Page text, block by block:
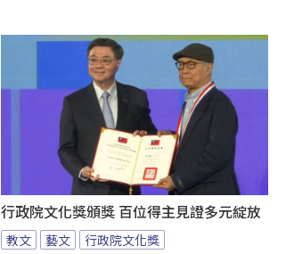
行政院文化獎頒獎 百位得主見證多元綻放
教文 藝文 行政院文化獎